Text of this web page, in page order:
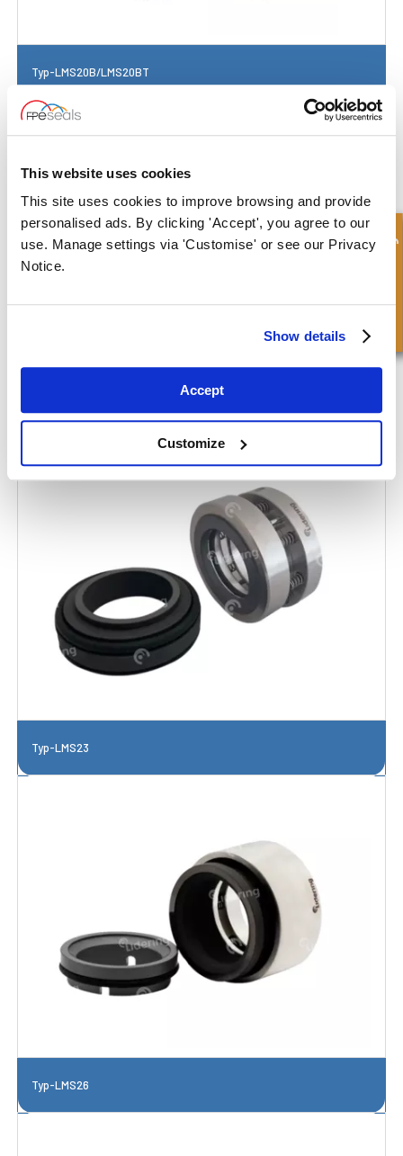
This website uses cookies
This site uses cookies to improve browsing and provide
personalised ads. By clicking 'Accept', you agree to our
use. Manage settings via 'Customise' or see our Privacy
Notice.
Show details
Accept
Customize
Typ-LMS20B/LMS20BT
Typ-LMS22
Typ-LMS23
Typ-LMS26
Schnellanfrage